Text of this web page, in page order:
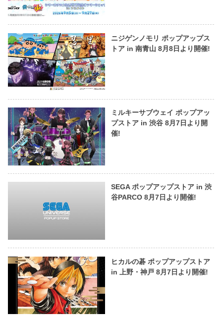
ニジゲンノモリ ポップアップス
トア in 南青山 8月8日より開催!
ミルキーサブウェイ ポップアッ
プストア in 渋谷 8月7日より開
催!
SEGA ポップアップストア in 渋
谷PARCO 8月7日より開催!
ヒカルの碁 ポップアップストア
in 上野・神戸 8月7日より開催!